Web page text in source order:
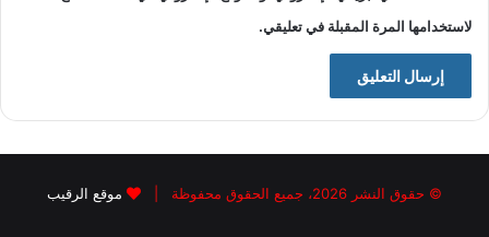
لاستخدامها المرة المقبلة في تعليقي.
© حقوق النشر 2026، جميع الحقوق محفوظة | موقع الرقيب